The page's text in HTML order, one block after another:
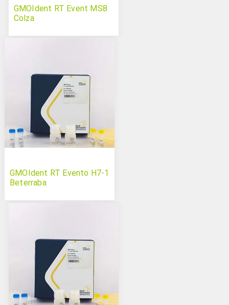
GMOIdent RT Event MS8
Colza
GMOIdent RT Evento H7-1
Beterraba